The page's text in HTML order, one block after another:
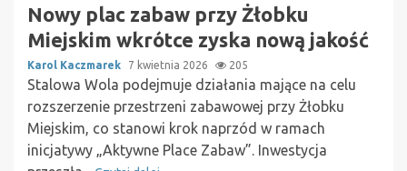
Nowy plac zabaw przy Żłobku
Miejskim wkrótce zyska nową jakość
Karol Kaczmarek 7 kwietnia 2026 205
Stalowa Wola podejmuje działania mające na celu
rozszerzenie przestrzeni zabawowej przy Żłobku
Miejskim, co stanowi krok naprzód w ramach
inicjatywy „Aktywne Place Zabaw”. Inwestycja